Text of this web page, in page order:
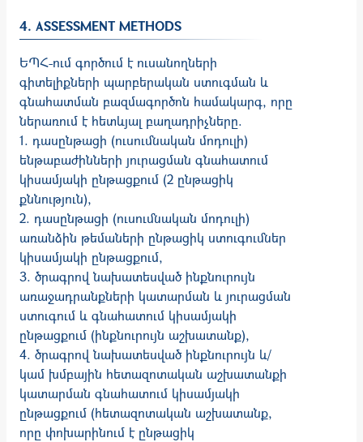
4. ASSESSMENT METHODS
ԵՊՀ-ում գործում է ուսանողների
գիտելիքների պարբերա­կան ստուգ­­­­­ման և
գնա­հատման բազ­մա­գործոն համակարգ, որը
ներառում է հետևյալ բաղադրիչները.
1. դասընթացի (ուսումնական մոդուլի)
ենթաբաժինների յուրացման գնահատում
կիս­ամ­յակի ընթացքում (2 ընթացիկ
քննություն),
2. դասընթացի (ուսում­նա­կան մոդուլի)
առանձին թեմաների ընթացիկ ստու­գում­ներ
կիսամյակի ընթացքում,
3. ծրագրով նախատեսված ինքնուրույն
առաջադրանքների կատարման և յու­րաց­­­ման
ստուգում և գնահատում կիսամյակի
ընթացքում (ինք­նուրույն աշխա­տանք),
4. ծրագրով նախատեսված ինքնուրույն և/
կամ խմբային հետազոտական աշխա­տան­քի
կատարման գնահատում կիսամյակի
ընթացքում (հե­տազոտական աշխատանք,
որը փոխարինում է ընթացիկ